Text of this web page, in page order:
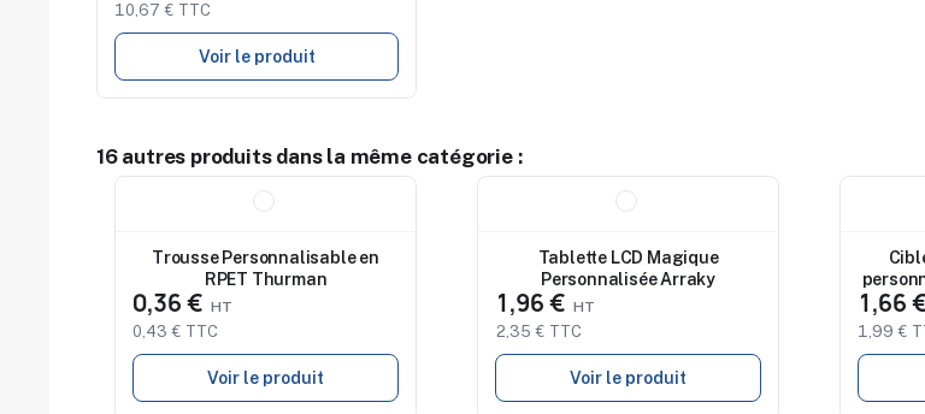
10,67 € TTC
Voir le produit
16 autres produits dans la même catégorie :
Trousse Personnalisable en
RPET Thurman
0,36 €
0,43 € TTC
Voir le produit
Tablette LCD Magique
Personnalisée Arraky
1,96 €
2,35 € TTC
Voir le produit
1,66
1,99 €